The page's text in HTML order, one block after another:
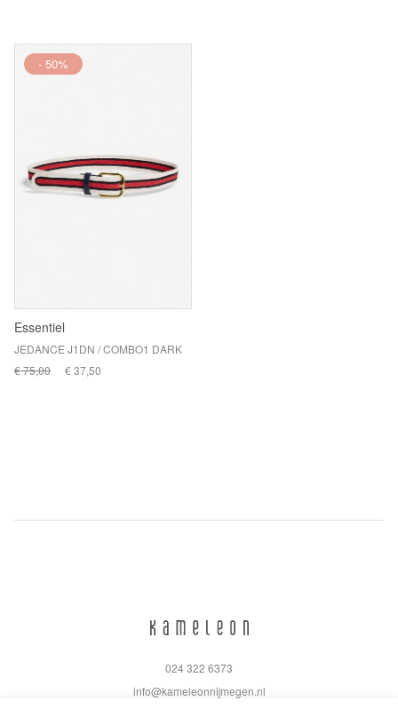
- 50%
Essentiel
JEDANCE J1DN / COMBO1 DARK
€ 75,00
€ 37,50
024 322 6373
info@kameleonnijmegen.nl